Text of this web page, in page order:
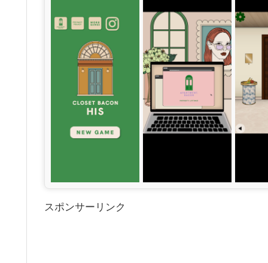
スポンサーリンク